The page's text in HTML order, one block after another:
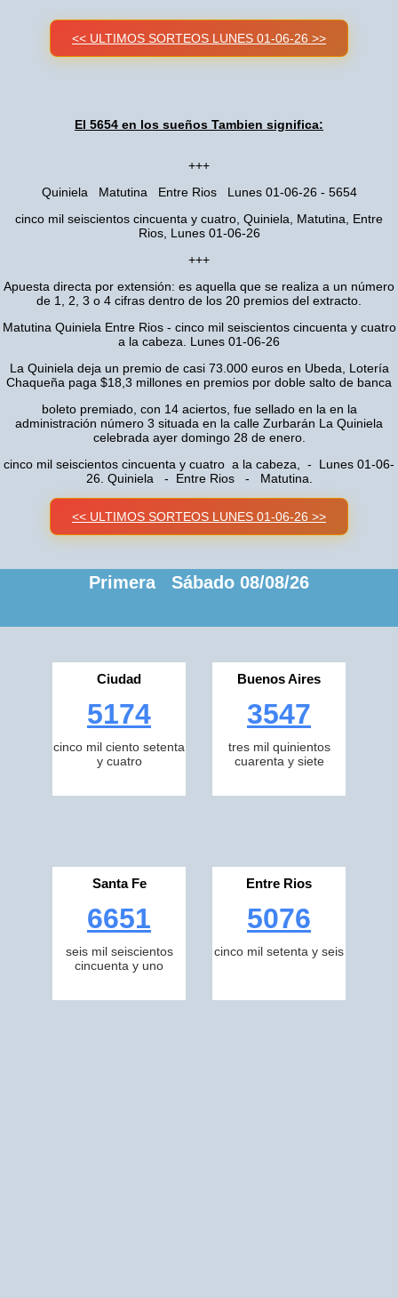
<< ULTIMOS SORTEOS LUNES 01-06-26 >>
El 5654 en los sueños Tambien significa:
+++
Quiniela Matutina Entre Rios Lunes 01-06-26 - 5654
cinco mil seiscientos cincuenta y cuatro, Quiniela, Matutina, Entre
Rios, Lunes 01-06-26
+++
Apuesta directa por extensión: es aquella que se realiza a un número
de 1, 2, 3 o 4 cifras dentro de los 20 premios del extracto.
Matutina Quiniela Entre Rios - cinco mil seiscientos cincuenta y cuatro
a la cabeza. Lunes 01-06-26
La Quiniela deja un premio de casi 73.000 euros en Ubeda, Lotería
Chaqueña paga $18,3 millones en premios por doble salto de banca
boleto premiado, con 14 aciertos, fue sellado en la en la
administración número 3 situada en la calle Zurbarán La Quiniela
celebrada ayer domingo 28 de enero.
cinco mil seiscientos cincuenta y cuatro a la cabeza, - Lunes 01-06-
26. Quiniela - Entre Rios - Matutina.
<< ULTIMOS SORTEOS LUNES 01-06-26 >>
Primera Sábado 08/08/26
Ciudad
5174
cinco mil ciento setenta
y cuatro
Buenos Aires
3547
tres mil quinientos
cuarenta y siete
Santa Fe
6651
seis mil seiscientos
cincuenta y uno
Entre Rios
5076
cinco mil setenta y seis